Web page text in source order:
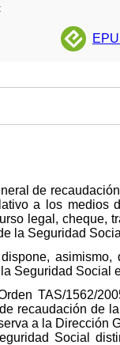
de
a los medios
legal, cheque,
la Seguridad
Seguridad Social
TAS/1562/
recaudación de
a la Dirección
Social